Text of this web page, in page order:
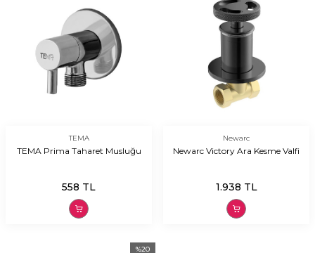
TEMA
TEMA Prima Taharet Musluğu
558 TL
Newarc
Newarc Victory Ara Kesme Valfi
1.938 TL
%20